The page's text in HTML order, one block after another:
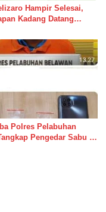
Hampir Selesai,
Kadang Datang
Polres Pelabuhan
Pengedar Sabu di